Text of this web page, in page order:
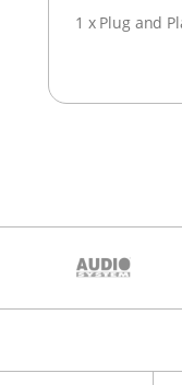
1 x Plug and